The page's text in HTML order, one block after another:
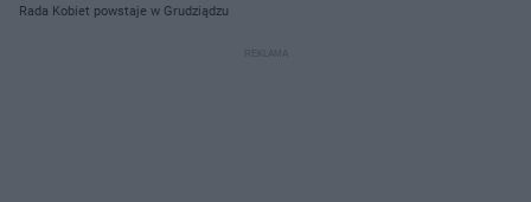
Rada Kobiet powstaje w Grudziądzu